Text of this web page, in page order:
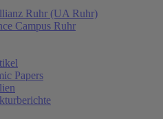
Ruhr (UA Ruhr)
Campus Ruhr
Papers